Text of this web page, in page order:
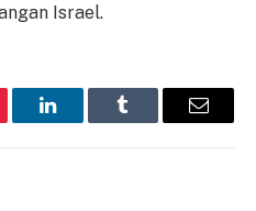
Israel.
LinkedInTumblr Email